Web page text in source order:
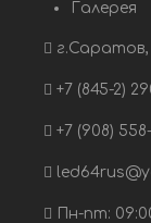
Галерея
г.Саратов,
+7 (845-2)
+7 (908)
Пн-пт: